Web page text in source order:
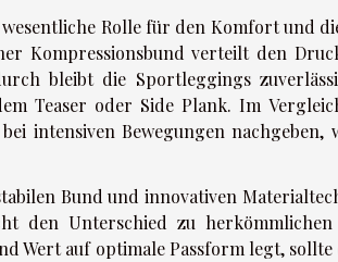
Rolle für den Komfort und
Kompressionsbund verteilt den
bleibt die Sportleggings
Teaser oder Side Plank. Im
intensiven Bewegungen nachgeben,
Bund und innovativen
den Unterschied zu
Wert auf optimale Passform legt, sollte